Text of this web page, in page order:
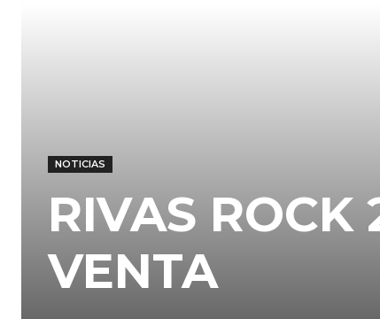
NOTICIAS
RIVAS ROCK
VENTA